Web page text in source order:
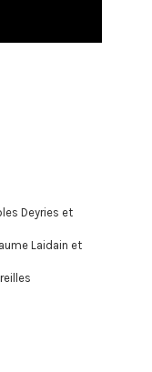
Deyries et
Laidain et